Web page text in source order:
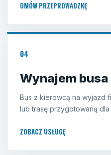
OMÓW PRZEPROWADZKĘ
04
Wynajem
Bus z kierowcą na wyjazd
lub trasę przygotowaną dla
ZOBACZ USŁUGĘ